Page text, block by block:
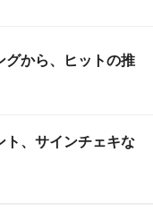
から、ヒットの推
、サインチェキな